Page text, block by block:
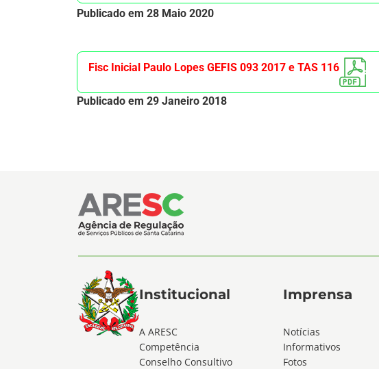
Publicado em 28 Maio 2020
Fisc Inicial Paulo Lopes GEFIS 093 2017 e TAS 116
Publicado em 29 Janeiro 2018
Institucional
A ARESC
Competência
Conselho Consultivo
Imprensa
Notícias
Informativos
Fotos